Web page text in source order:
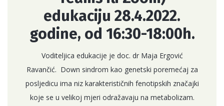
edukaciju 28.4.2022.
godine, od 16:30-18:00h.
Voditeljica edukacije je doc. dr Maja Ergović
Ravančić. Down sindrom kao genetski poremećaj za
posljedicu ima niz karakterističnih fenotipskih značajki
koje se u velikoj mjeri odražavaju na metabolizam.